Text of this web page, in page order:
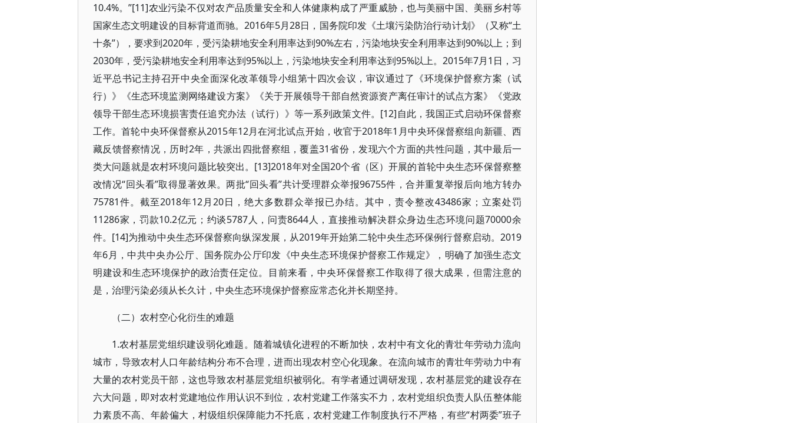
10.4%。”[11]农业污染不仅对农产品质量安全和人体健康构成了严重威胁，也与美丽中国、美丽乡村等
国家生态文明建设的目标背道而驰。2016年5月28日，国务院印发《土壤污染防治行动计划》（又称“土
十条”），要求到2020年，受污染耕地安全利用率达到90%左右，污染地块安全利用率达到90%以上；到
2030年，受污染耕地安全利用率达到95%以上，污染地块安全利用率达到95%以上。2015年7月1日，习
近平总书记主持召开中央全面深化改革领导小组第十四次会议，审议通过了《环境保护督察方案（试
行）》《生态环境监测网络建设方案》《关于开展领导干部自然资源资产离任审计的试点方案》《党政
领导干部生态环境损害责任追究办法（试行）》等一系列政策文件。[12]自此，我国正式启动环保督察
工作。首轮中央环保督察从2015年12月在河北试点开始，收官于2018年1月中央环保督察组向新疆、西
藏反馈督察情况，历时2年，共派出四批督察组，覆盖31省份，发现六个方面的共性问题，其中最后一
类大问题就是农村环境问题比较突出。[13]2018年对全国20个省（区）开展的首轮中央生态环保督察整
改情况“回头看”取得显著效果。两批“回头看”共计受理群众举报96755件，合并重复举报后向地方转办
75781件。截至2018年12月20日，绝大多数群众举报已办结。其中，责令整改43486家；立案处罚
11286家，罚款10.2亿元；约谈5787人，问责8644人，直接推动解决群众身边生态环境问题70000余
件。[14]为推动中央生态环保督察向纵深发展，从2019年开始第二轮中央生态环保例行督察启动。2019
年6月，中共中央办公厅、国务院办公厅印发《中央生态环境保护督察工作规定》，明确了加强生态文
明建设和生态环境保护的政治责任定位。目前来看，中央环保督察工作取得了很大成果，但需注意的
是，治理污染必须从长久计，中央生态环境保护督察应常态化并长期坚持。
（二）农村空心化衍生的难题
1.农村基层党组织建设弱化难题。随着城镇化进程的不断加快，农村中有文化的青壮年劳动力流向
城市，导致农村人口年龄结构分布不合理，进而出现农村空心化现象。在流向城市的青壮年劳动力中有
大量的农村党员干部，这也导致农村基层党组织被弱化。有学者通过调研发现，农村基层党的建设存在
六大问题，即对农村党建地位作用认识不到位，农村党建工作落实不力，农村党组织负责人队伍整体能
力素质不高、年龄偏大，村级组织保障能力不托底，农村党建工作制度执行不严格，有些“村两委”班子